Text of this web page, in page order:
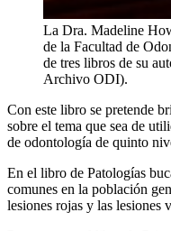
La Dra. Madeline
de la Facultad de
de tres libros de su
Archivo ODI).
Con este libro se pretende
sobre el tema que sea de
de odontología de quinto
En el libro de Patologías
comunes en la población
lesiones rojas y las lesiones